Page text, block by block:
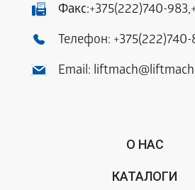
Факс:+375(222)740-983,
Телефон: +375(222)740-
Email:
О НАС
КАТАЛОГИ